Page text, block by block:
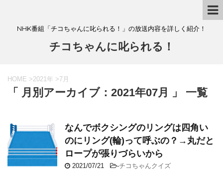
NHK番組「チコちゃんに叱られる！」の放送内容を詳しく紹介！
チコちゃんに叱られる！
HOME >2021年 >7月
「 月別アーカイブ：2021年07月 」 一覧
なんでボクシングのリングは四角い
のにリング(輪)って呼ぶの？→丸だと
ロープが張りづらいから
2021/07/21 -チコちゃんクイズ